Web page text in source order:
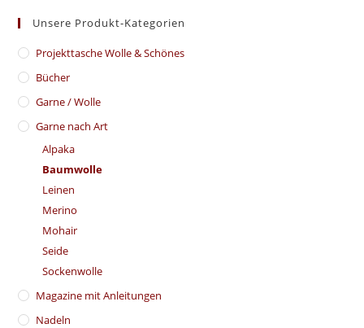
Unsere Produkt-Kategorien
​Projekttasche Wolle & Schönes
Bücher
Garne / Wolle
Garne nach Art
Alpaka
Baumwolle
Leinen
Merino
Mohair
Seide
Sockenwolle
Magazine mit Anleitungen
Nadeln